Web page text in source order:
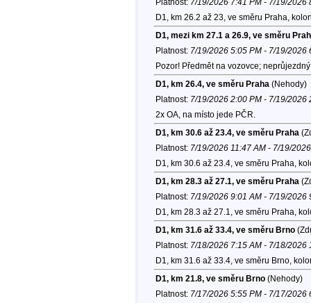
D1, km 26.2 až 23, ve směru Praha,
D1, mezi km 27.1 a 26.9, ve směru
Platnost: 7/19/2026 5:05 PM - 7/19/2026
Pozor! Předmět na vozovce;
D1, km 26.4, ve směru Praha (Nehody)
Platnost: 7/19/2026 2:00 PM - 7/19/2026
2x OA, na místo jede PČR.
D1, km 30.6 až 23.4, ve směru Praha
Platnost: 7/19/2026 11:47 AM - 7/19/
D1, km 30.6 až 23.4, ve směru Praha,
D1, km 28.3 až 27.1, ve směru Praha
Platnost: 7/19/2026 9:01 AM - 7/19/2026
D1, km 28.3 až 27.1, ve směru Praha,
D1, km 31.6 až 33.4, ve směru Brno
Platnost: 7/18/2026 7:15 AM - 7/18/2026
D1, km 31.6 až 33.4, ve směru Brno,
D1, km 21.8, ve směru Brno(Nehody)
Platnost: 7/17/2026 5:55 PM - 7/17/2026